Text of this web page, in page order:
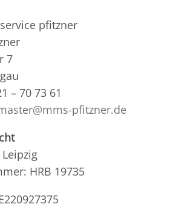
pfitzner
7
– 70 73 61
pfitzner.de
HRB 19735